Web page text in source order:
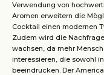
Verwendung von
Aromen erweitern die
Cocktail einen modernen
Zudem wird die
wachsen, da mehr
interessieren, die sowohl
beeindrucken. Der